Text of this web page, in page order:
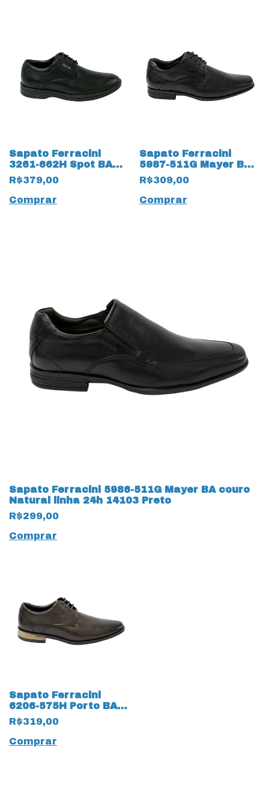
Sapato Ferracini
3261-662H Spot BA
Couro Legítimo com
cadarço 15519 Preto
R$379,00
Comprar
Sapato Ferracini
5987-511G Mayer BA
Couro Natural linha
24h 14100 Preto
R$309,00
Comprar
Sapato Ferracini 5986-511G Mayer BA couro
Natural linha 24h 14103 Preto
R$299,00
Comprar
Sapato Ferracini
6206-575H Porto BA
Couro Natural linha
24h 14101 Café
R$319,00
Comprar